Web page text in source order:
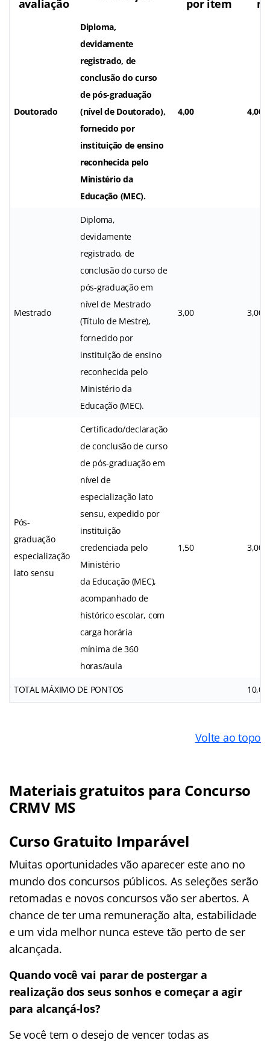
avaliação
por item
Doutorado
Diploma,
devidamente
registrado, de
conclusão do curso
de pós-graduação
(nível de Doutorado),
fornecido por
instituição de ensino
reconhecida pelo
Ministério da
Educação (MEC).
4,00 4,00
Mestrado
Diploma,
devidamente
registrado, de
conclusão do curso de
pós-graduação em
nível de Mestrado
(Título de Mestre),
fornecido por
instituição de ensino
reconhecida pelo
Ministério da
Educação (MEC).
3,00 3,00
Pós-
graduação
especialização
lato sensu
Certificado/declaração
de conclusão de curso
de pós-graduação em
nível de
especialização lato
sensu, expedido por
instituição
credenciada pelo
Ministério
da Educação (MEC),
acompanhado de
histórico escolar, com
carga horária
mínima de 360
horas/aula
1,50 3,00
TOTAL MÁXIMO DE PONTOS 10,00
Volte ao topo
Materiais gratuitos para Concurso
CRMV MS
Curso Gratuito Imparável
Muitas oportunidades vão aparecer este ano no
mundo dos concursos públicos. As seleções serão
retomadas e novos concursos vão ser abertos. A
chance de ter uma remuneração alta, estabilidade
e um vida melhor nunca esteve tão perto de ser
alcançada.
Quando você vai parar de postergar a
realização dos seus sonhos e começar a agir
para alcançá-los?
Se você tem o desejo de vencer todas as